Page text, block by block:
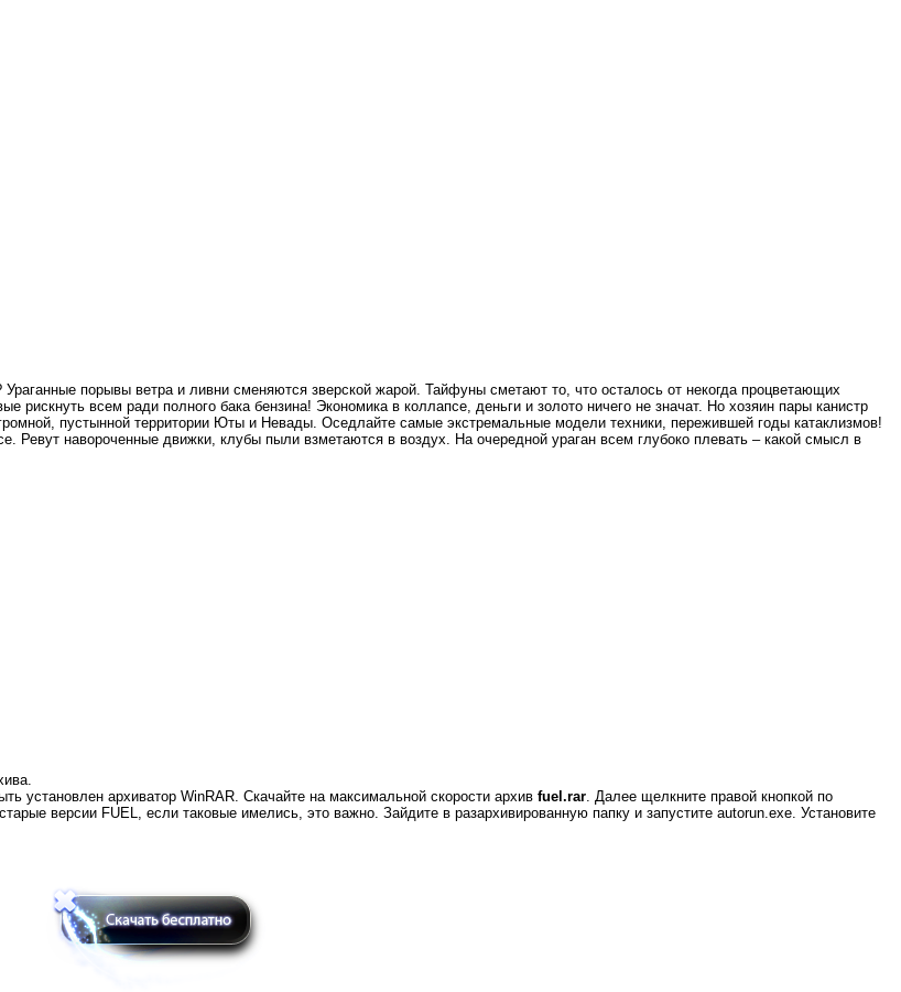
порывы ветра и ливни сменяются зверской жарой. Тайфуны сметают то, что осталось от некогда процветающих
рискнуть всем ради полного бака бензина! Экономика в коллапсе, деньги и золото ничего не значат. Но хозяин пары канистр
пустынной территории Юты и Невады. Оседлайте самые экстремальные модели техники, пережившей годы катаклизмов!
навороченные движки, клубы пыли взметаются в воздух. На очередной ураган всем глубоко плевать – какой смысл в
установлен архиватор WinRAR. Скачайте на максимальной скорости архив fuel.rar . Далее щелкните правой кнопкой по
версии FUEL, если таковые имелись, это важно. Зайдите в разархивированную папку и запустите autorun.exe. Установите